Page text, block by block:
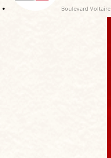
Boulevard Voltaire